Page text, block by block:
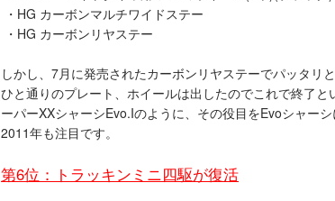
・HG カーボンマルチワイドステー
・HG カーボンリヤステー
しかし、7月に発売されたカーボンリヤステーでパッタリと
ひと通りのプレート、ホイールは出したのでこれで終了
ーパーXXシャーシEvo.Iのように、その役目をEvoシャー
2011年も注目です。
第6位：トラッキンミニ四駆が復活